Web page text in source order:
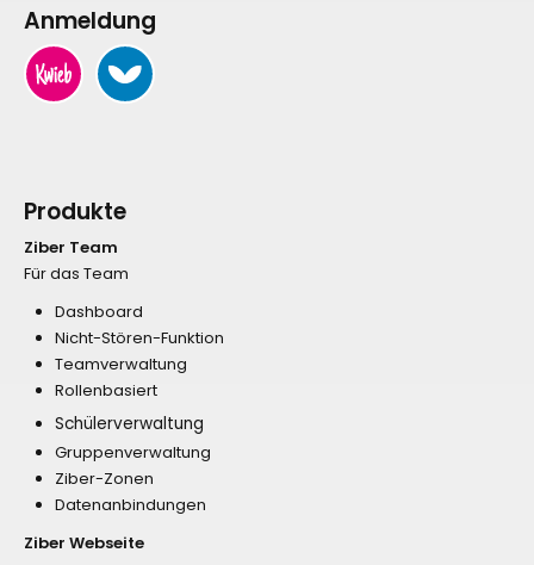
Anmeldung
Produkte
Ziber Team
Für das Team
Dashboard
Nicht-Stören-Funktion
Teamverwaltung
Rollenbasiert
Schülerverwaltung
Gruppenverwaltung
Ziber-Zonen
Datenanbindungen
Ziber Webseite